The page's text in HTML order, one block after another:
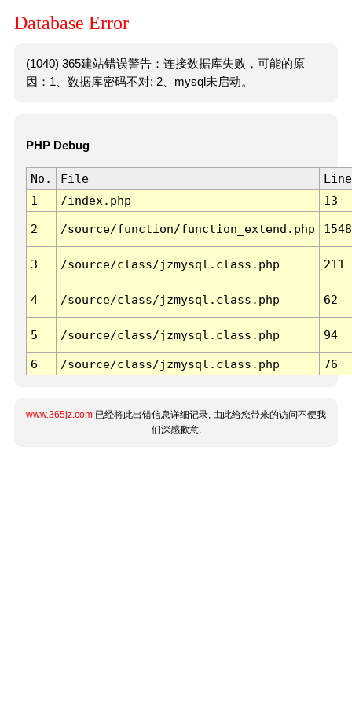
Database Error
(1040) 365建站错误警告：连接数据库失败，可能的原
因：1、数据库密码不对; 2、mysql未启动。
PHP Debug
No. File
Line
1
/index.php 13
2 /source/function/function_extend.php 1548
3 /source/class/jzmysql.class.php 211
4 /source/class/jzmysql.class.php 62
5 /source/class/jzmysql.class.php 94
6 /source/class/jzmysql.class.php 76
www.365jz.com 已经将此出错信息详细记录, 由此给您带来的访问不便我
们深感歉意.